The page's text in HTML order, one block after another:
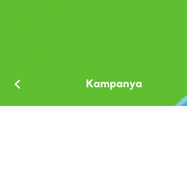
Kampanya